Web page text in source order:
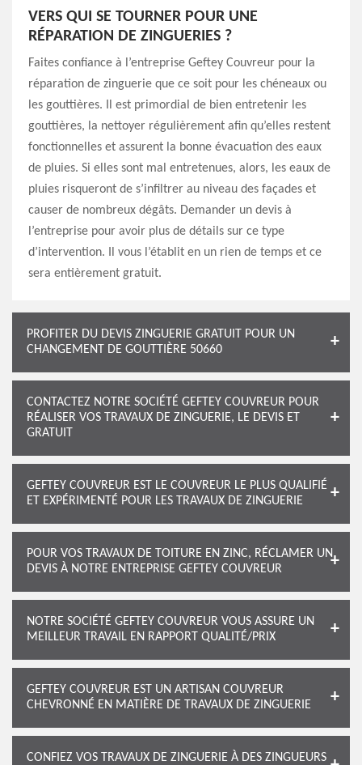
VERS QUI SE TOURNER POUR UNE
RÉPARATION DE ZINGUERIES ?
Faites confiance à l’entreprise Geftey Couvreur pour la
réparation de zinguerie que ce soit pour les chéneaux ou
les gouttières. Il est primordial de bien entretenir les
gouttières, la nettoyer régulièrement afin qu’elles restent
fonctionnelles et assurent la bonne évacuation des eaux
de pluies. Si elles sont mal entretenues, alors, les eaux de
pluies risqueront de s’infiltrer au niveau des façades et
causer de nombreux dégâts. Demander un devis à
l’entreprise pour avoir plus de détails sur ce type
d’intervention. Il vous l’établit en un rien de temps et ce
sera entièrement gratuit.
PROFITER DU DEVIS ZINGUERIE GRATUIT POUR UN
CHANGEMENT DE GOUTTIÈRE 50660
CONTACTEZ NOTRE SOCIÉTÉ GEFTEY COUVREUR POUR
RÉALISER VOS TRAVAUX DE ZINGUERIE, LE DEVIS ET
GRATUIT
GEFTEY COUVREUR EST LE COUVREUR LE PLUS QUALIFIÉ
ET EXPÉRIMENTÉ POUR LES TRAVAUX DE ZINGUERIE
POUR VOS TRAVAUX DE TOITURE EN ZINC, RÉCLAMER UN
DEVIS À NOTRE ENTREPRISE GEFTEY COUVREUR
NOTRE SOCIÉTÉ GEFTEY COUVREUR VOUS ASSURE UN
MEILLEUR TRAVAIL EN RAPPORT QUALITÉ/PRIX
GEFTEY COUVREUR EST UN ARTISAN COUVREUR
CHEVRONNÉ EN MATIÈRE DE TRAVAUX DE ZINGUERIE
CONFIEZ VOS TRAVAUX DE ZINGUERIE À DES ZINGUEURS